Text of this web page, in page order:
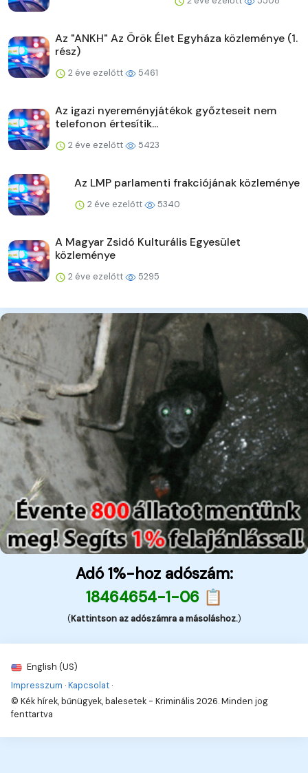
Az "ANKH" Az Örök Élet Egyháza közleménye (1.
rész)
2 éve ezelőtt 5461
Az igazi nyereményjátékok győzteseit nem
telefonon értesítik...
2 éve ezelőtt 5423
Az LMP parlamenti frakciójának közleménye
2 éve ezelőtt 5340
A Magyar Zsidó Kulturális Egyesület
közleménye
2 éve ezelőtt 5295
Adó 1%-hoz adószám:
18464654-1-06 📋
(Kattintson az adószámra a másoláshoz.)
English (US)
Impresszum ·Kapcsolat ·
© Kék hírek, bűnügyek, balesetek - Kriminális 2026. Minden jog
fenttartva